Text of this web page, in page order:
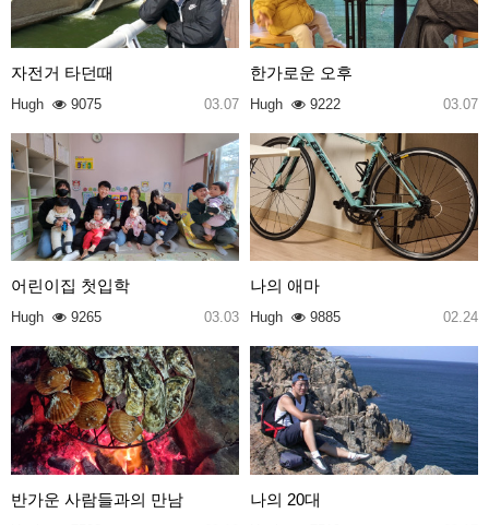
자전거 타던때
Hugh 9075 03.07
한가로운 오후
Hugh 9222 03.07
어린이집 첫입학
Hugh 9265 03.03
나의 애마
Hugh 9885 02.24
반가운 사람들과의 만남 나의 20대